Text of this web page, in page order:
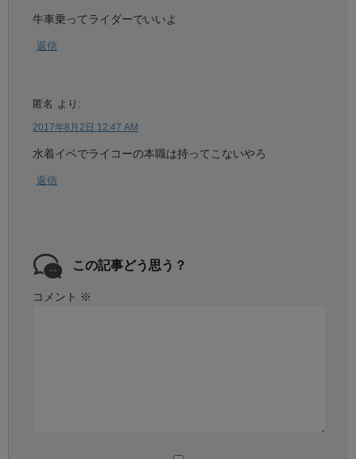
牛車乗ってライダーでいいよ
返信
匿名 より:
2017年8月2日 12:47 AM
水着イベでライコーの本職は持ってこないやろ
返信
この記事どう思う？
コメント ※